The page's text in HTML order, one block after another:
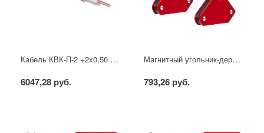
Кабель КВК-П-2 +2x0,50 мм² (Cu/CCA) (96) черный, 200 м, PROconnect
6047,28 руб.
Магнитный угольник-держатель для сварки набор 4 шт. на 4 кг REXANT
793,26 руб.